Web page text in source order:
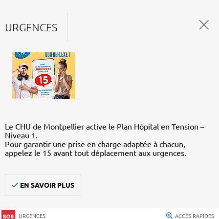
URGENCES
Le CHU de Montpellier active le Plan Hôpital en Tension –
Niveau 1.
Pour garantir une prise en charge adaptée à chacun,
appelez le 15 avant tout déplacement aux urgences.
EN SAVOIR PLUS
URGENCES ACCÈS RAPIDES